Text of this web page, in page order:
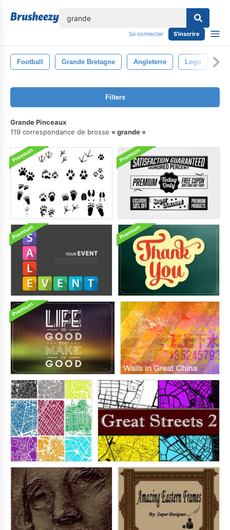
Se connecter S'inscrire
Football Grande Bretagne Angleterre Logo
Filters
Grande Pinceaux
119 correspondance de brosse
grande